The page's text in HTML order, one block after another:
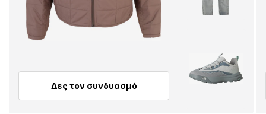
Δες τον συνδυασμό